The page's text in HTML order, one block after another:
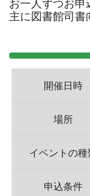
お一人ずつお申
主に図書館司書
開催日時
場所
イベントの種
申込条件